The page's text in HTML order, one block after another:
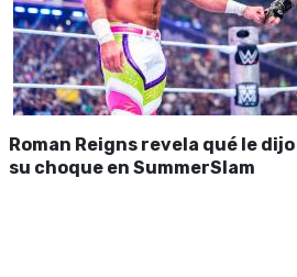
Roman Reigns revela qué le
su choque en SummerSlam